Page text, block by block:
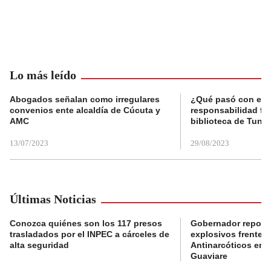
Lo más leído
Abogados señalan como irregulares
convenios ente alcaldía de Cúcuta y
AMC
13/07/2023
¿Qué pasó con el
responsabilidad
biblioteca de
29/08/2023
Últimas Noticias
Conozca quiénes son los 117 presos
trasladados por el INPEC a cárceles de
alta seguridad
Gobernador
explosivos frente a
Antinarcóticos en
Guaviare